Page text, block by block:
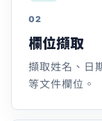
02
欄位擷取
擷取姓名、日
等文件欄位。